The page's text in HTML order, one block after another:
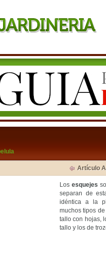
Artículo
Losesquejes
separan de
idéntica a la
muchos tipos
tallo con hojas,
tallo y los de